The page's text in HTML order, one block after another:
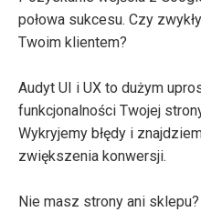
połowa sukcesu. Czy
Twoim klientem?
Audyt UI i UX to dużym
funkcjonalności Twojej
Wykryjemy błędy i
zwiększenia konwersji.
Nie masz strony ani